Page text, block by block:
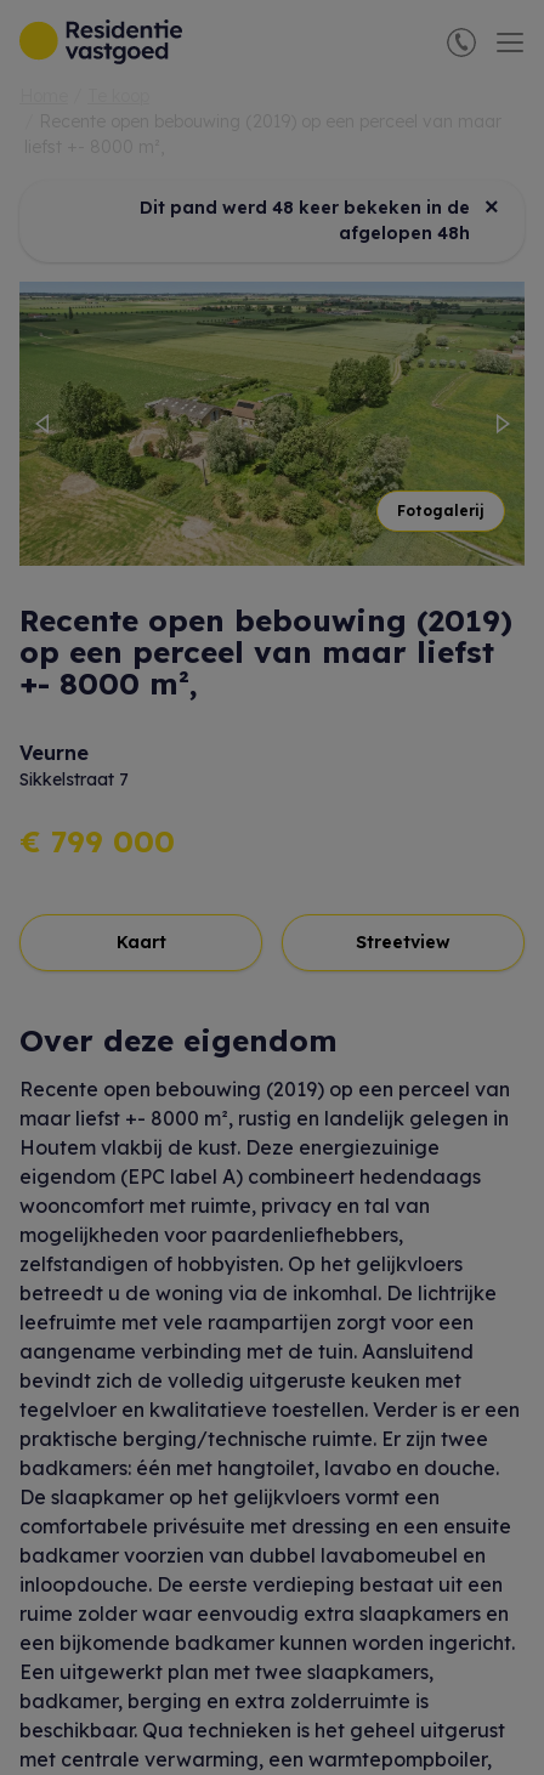
Menu overslaan en naar de inhoud gaan
Dit pand werd 48 keer bekeken in de
afgelopen 48h
×
Previous
Fotogalerij
Recente open bebouwing (2019)
op een perceel van maar liefst
+- 8000 m²,
Veurne
Sikkelstraat 7
€ 799 000
Kaart Streetview
Over deze eigendom
Recente open bebouwing (2019) op een perceel van
maar liefst +- 8000 m², rustig en landelijk gelegen in
Houtem vlakbij de kust. Deze energiezuinige
eigendom (EPC label A) combineert hedendaags
wooncomfort met ruimte, privacy en tal van
mogelijkheden voor paardenliefhebbers,
zelfstandigen of hobbyisten. Op het gelijkvloers
betreedt u de woning via de inkomhal. De lichtrijke
leefruimte met vele raampartijen zorgt voor een
aangename verbinding met de tuin. Aansluitend
bevindt zich de volledig uitgeruste keuken met
tegelvloer en kwalitatieve toestellen. Verder is er een
praktische berging/technische ruimte. Er zijn twee
badkamers: één met hangtoilet, lavabo en douche.
De slaapkamer op het gelijkvloers vormt een
comfortabele privésuite met dressing en een ensuite
badkamer voorzien van dubbel lavabomeubel en
inloopdouche. De eerste verdieping bestaat uit een
ruime zolder waar eenvoudig extra slaapkamers en
een bijkomende badkamer kunnen worden ingericht.
Een uitgewerkt plan met twee slaapkamers,
badkamer, berging en extra zolderruimte is
beschikbaar. Qua technieken is het geheel uitgerust
met centrale verwarming, een warmtepompboiler,